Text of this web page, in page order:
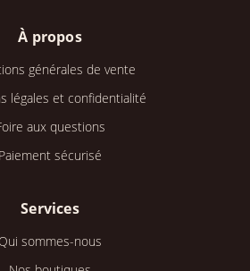
À propos
générales de vente
légales et confidentialité
aux questions
Paiement sécurisé
Services
Qui sommes-nous